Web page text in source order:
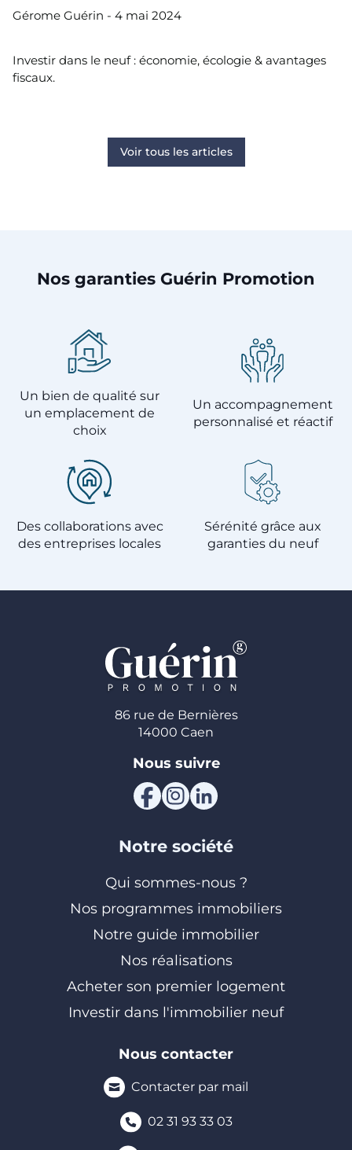
Gérome Guérin - 4 mai 2024
Investir dans le neuf : économie, écologie & avantages
fiscaux.
Voir tous les articles
Nos garanties Guérin Promotion
Un bien de qualité sur
un emplacement de
choix
Un accompagnement
personnalisé et réactif
Des collaborations avec
des entreprises locales
Sérénité grâce aux
garanties du neuf
86 rue de Bernières
14000 Caen
Nous suivre
Notre société
Qui sommes-nous ?
Nos programmes immobiliers
Notre guide immobilier
Nos réalisations
Acheter son premier logement
Investir dans l'immobilier neuf
Nous contacter
Contacter par mail
02 31 93 33 03